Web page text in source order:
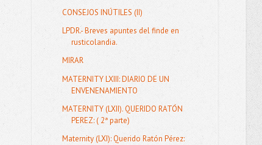
CONSEJOS INÚTILES (II)
LPDR.- Breves apuntes del finde en
rusticolandia.
MIRAR
MATERNITY LXIII: DIARIO DE UN
ENVENENAMIENTO
MATERNITY (LXII). QUERIDO RATÓN
PEREZ: ( 2ª parte)
Maternity (LXI): Querido Ratón Pérez: